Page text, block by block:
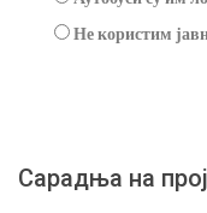
Не користим
Сарадња на